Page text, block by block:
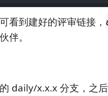
看到建好的评审链接，
伴。
daily/x.x.x 分支，之